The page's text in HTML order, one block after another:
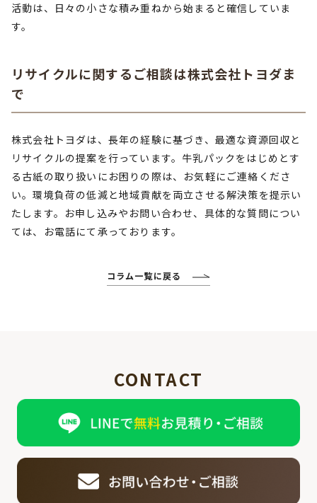
活動は、日々の小さな積み重ねから始まると確信していま
す。
リサイクルに関するご相談は株式会社トヨダま
で
株式会社トヨダは、長年の経験に基づき、最適な資源回収と
リサイクルの提案を行っています。牛乳パックをはじめとす
る古紙の取り扱いにお困りの際は、お気軽にご連絡くださ
い。環境負荷の低減と地域貢献を両立させる解決策を提示い
たします。お申し込みやお問い合わせ、具体的な質問につい
ては、お電話にて承っております。
コラム一覧に戻る
CONTACT